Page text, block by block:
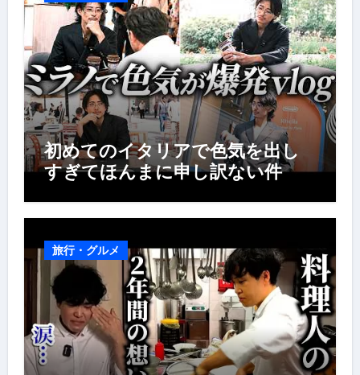
初めてのイタリアで色気を出し
すぎてほんまに申し訳ない件
旅行・グルメ